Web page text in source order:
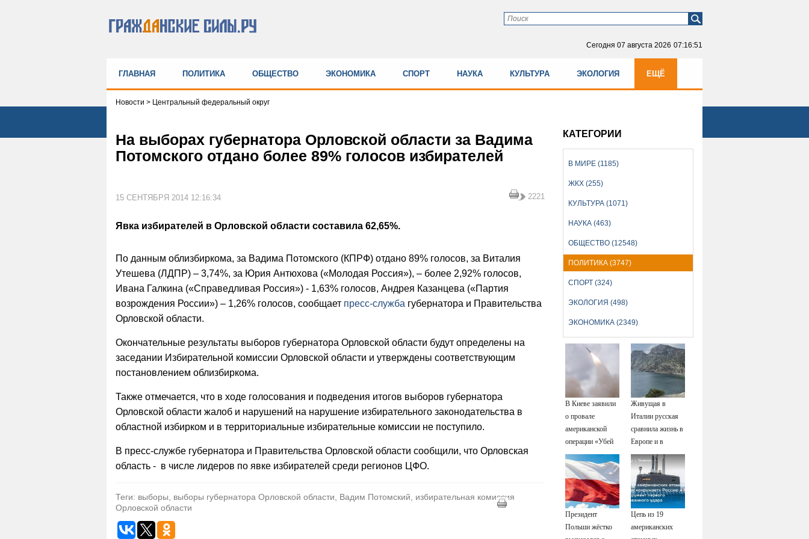
Сегодня 07 августа 2026 07:16:51
ГЛАВНАЯ ПОЛИТИКА ОБЩЕСТВО ЭКОНОМИКА СПОРТ НАУКА КУЛЬТУРА ЭКОЛОГИЯ ЕЩЁ
Новости > Центральный федеральный округ
На выборах губернатора Орловской области за Вадима
Потомского отдано более 89% голосов избирателей
15 СЕНТЯБРЯ 2014 12:16:34 2221
Явка избирателей в Орловской области составила 62,65%.
По данным облизбиркома, за Вадима Потомского (КПРФ) отдано 89% голосов, за Виталия
Утешева (ЛДПР) – 3,74%, за Юрия Антюхова («Молодая Россия»), – более 2,92% голосов,
Ивана Галкина («Справедливая Россия») - 1,63% голосов, Андрея Казанцева («Партия
возрождения России») – 1,26% голосов, сообщает пресс-служба губернатора и Правительства
Орловской области.
Окончательные результаты выборов губернатора Орловской области будут определены на
заседании Избирательной комиссии Орловской области и утверждены соответствующим
постановлением облизбиркома.
Также отмечается, что в ходе голосования и подведения итогов выборов губернатора
Орловской области жалоб и нарушений на нарушение избирательного законодательства в
областной избирком и в территориальные избирательные комиссии не поступило.
В пресс-службе губернатора и Правительства Орловской области сообщили, что Орловская
область - в числе лидеров по явке избирателей среди регионов ЦФО.
Теги: выборы, выборы губернатора Орловской области, Вадим Потомский, избирательная комиссия
Орловской области
КАТЕГОРИИ
В МИРЕ (1185)
ЖКХ (255)
КУЛЬТУРА (1071)
НАУКА (463)
ОБЩЕСТВО (12548)
ПОЛИТИКА (3747)
СПОРТ (324)
ЭКОЛОГИЯ (498)
ЭКОНОМИКА (2349)
В Киеве заявили
о провале
американской
операции «Убей
лучника» против
России
Живущая в
Италии русская
сравнила жизнь в
Европе и в
Крыму
Президент
Польши жёстко
Цепь из 19
американских